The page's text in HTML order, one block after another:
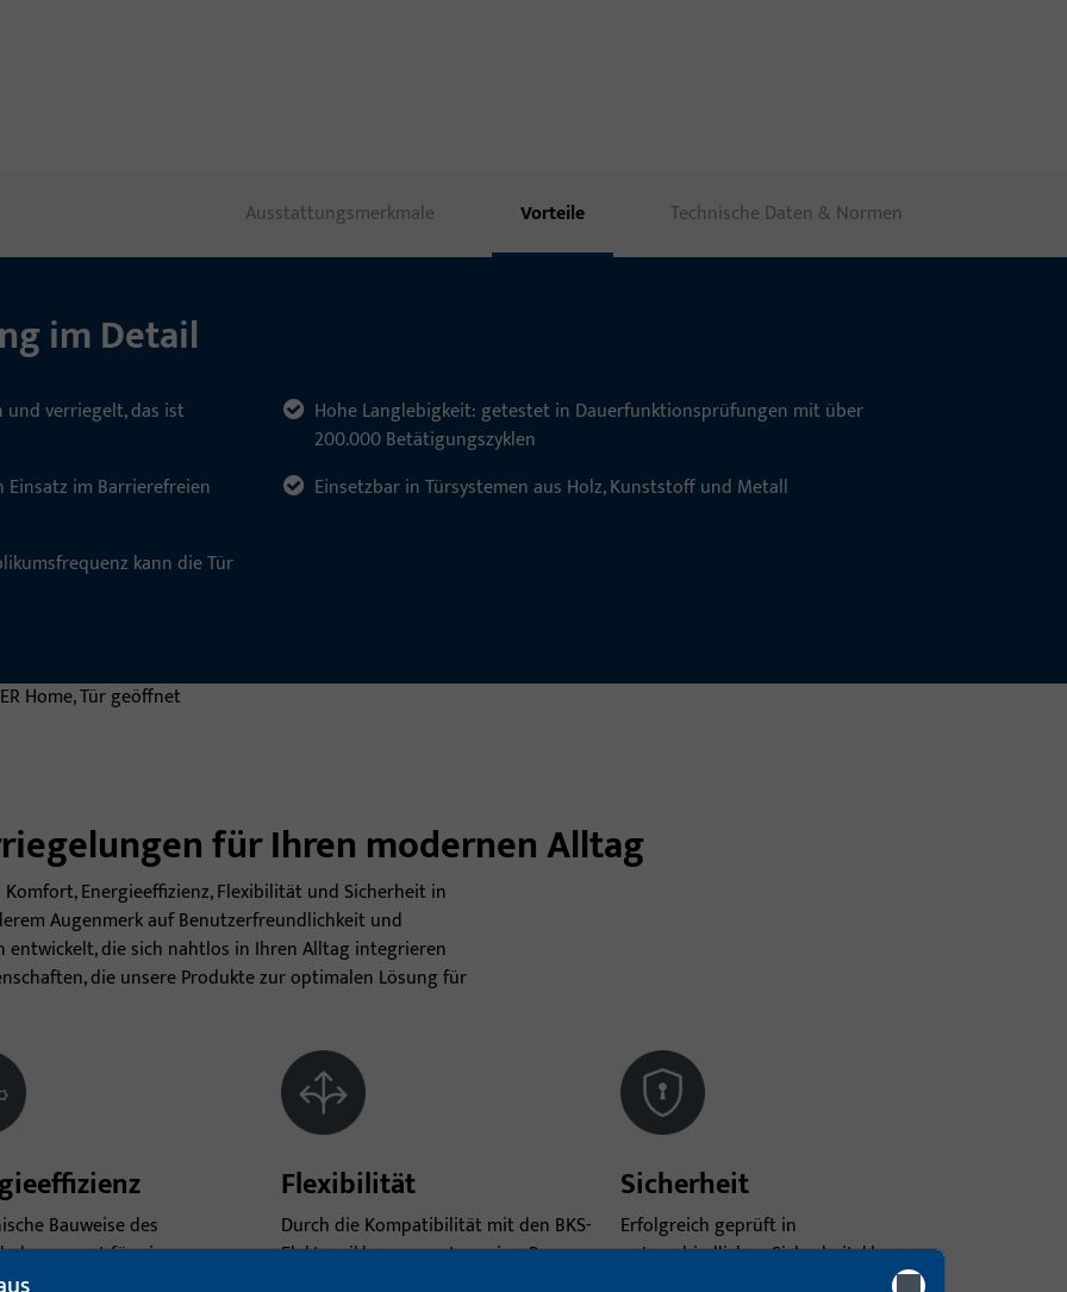
Ausstattungsmerkmale Vorteile Technische Daten & Normen
im Detail
und verriegelt, das ist
im Barrierefreien
kann die Tür
Hohe Langlebigkeit: getestet in Dauerfunktionsprüfungen mit über
200.000 Betätigungszyklen
Einsetzbar in Türsystemen aus Holz, Kunststoff und Metall
für Ihren modernen Alltag
Energieeffizienz, Flexibilität und Sicherheit in
Augenmerk auf Benutzerfreundlichkeit und
die sich nahtlos in Ihren Alltag integrieren
die unsere Produkte zur optimalen Lösung für
Bauweise des
sorgt für einen
Dichtschluss beim
Flexibilität
Durch die Kompatibilität mit den BKS-
Elektronikkomponenten, wie z B.
Sicherheit
Erfolgreich geprüft in
unterschiedlichen Sicherheitsklassen